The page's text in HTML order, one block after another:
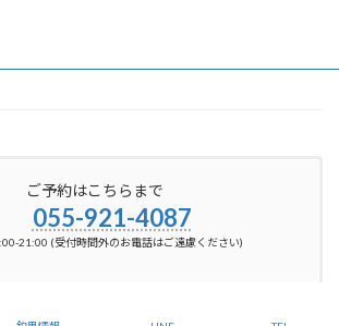
ご予約はこちらまで
055-921-4087
21:00 (受付時間外のお電話はご遠慮ください)